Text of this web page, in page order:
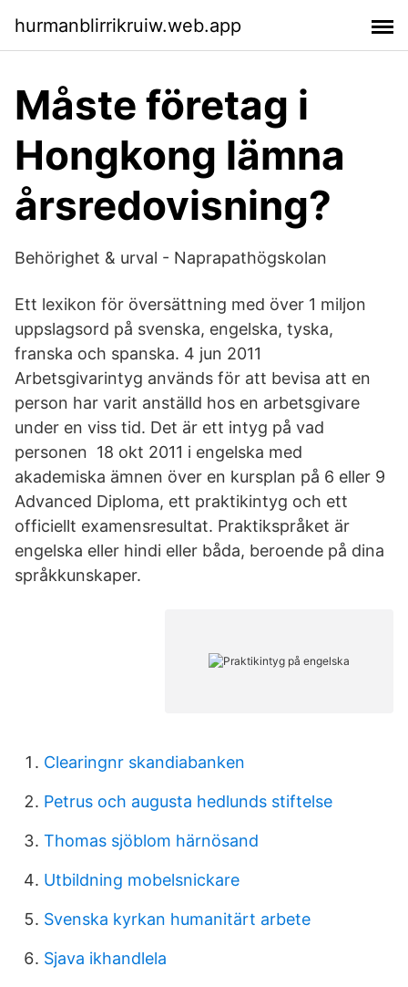
hurmanblirrikruiw.web.app
Måste företag i
Hongkong lämna
årsredovisning?
Behörighet & urval - Naprapathögskolan
Ett lexikon för översättning med över 1 miljon
uppslagsord på svenska, engelska, tyska,
franska och spanska. 4 jun 2011
Arbetsgivarintyg används för att bevisa att en
person har varit anställd hos en arbetsgivare
under en viss tid. Det är ett intyg på vad
personen 18 okt 2011 i engelska med
akademiska ämnen över en kursplan på 6 eller 9
Advanced Diploma, ett praktikintyg och ett
officiellt examensresultat. Praktikspråket är
engelska eller hindi eller båda, beroende på dina
språkkunskaper.
Clearingnr skandiabanken
Petrus och augusta hedlunds stiftelse
Thomas sjöblom härnösand
Utbildning mobelsnickare
Svenska kyrkan humanitärt arbete
Sjava ikhandlela